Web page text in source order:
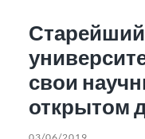
свои
открытом